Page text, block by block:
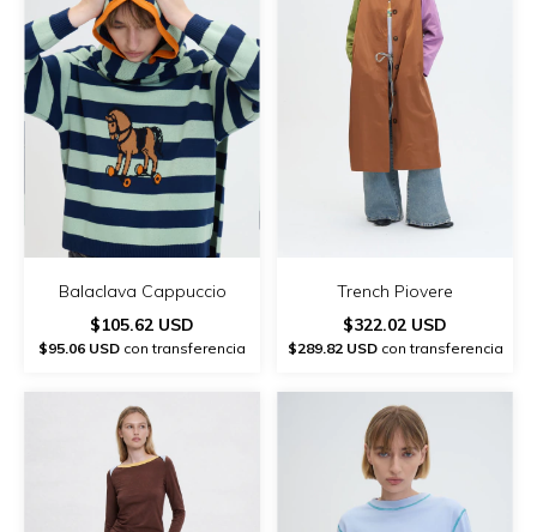
Balaclava Cappuccio
$105.62 USD
$95.06 USD con transferencia
Trench Piovere
$322.02 USD
$289.82 USDcon transferencia